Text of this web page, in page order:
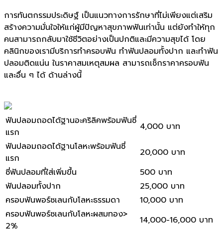
การทันตกรรมประดิษฐ์ เป็นแนวทางการรักษาที่ไม่เพียงแต่เสริม
สร้างความมั่นใจให้แก่ผู้มีปัญหาสุขภาพฟันเท่านั้น แต่ยังทำให้ทุก
คนสามารถกลับมาใช้ชีวิตอย่างเป็นปกติและมีความสุขได้ โดย
คลินิกของเรามีบริการทำครอบฟัน ทำฟันปลอมทั้งปาก และทำฟัน
ปลอมติดแน่น ในราคาสมเหตุสมผล สามารถเช็กราคาครอบฟัน
และอื่น ๆ ได้ ด้านล่างนี้
ฟันปลอมถอดได้ฐานอะคริลิคพร้อมฟันซี่
แรก
4,000 บาท
ฟันปลอมถอดได้ฐานโลหะพร้อมฟันซี่
แรก
20,000 บาท
ซี่ฟันปลอมที่ใส่เพิ่มขึ้น
500 บาท
ฟันปลอมทั้งปาก
25,000 บาท
ครอบฟันพอร์ซเลนกับโลหะธรรมดา
10,000 บาท
ครอบฟันพอร์ซเลนกับโลหะผสมทอง>
2%
14,000-16,000 บาท